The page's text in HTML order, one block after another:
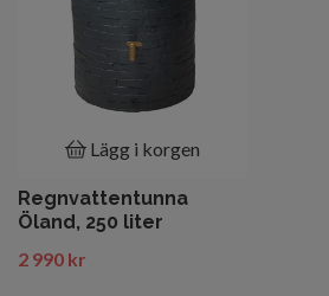
Lägg i korgen
Regnvattentunna
Öland, 250 liter
2 990 kr